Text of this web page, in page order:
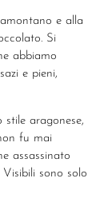
e alla
Si
abbiamo
e pieni,
stile aragonese,
fu mai
assassinato
Visibili sono solo